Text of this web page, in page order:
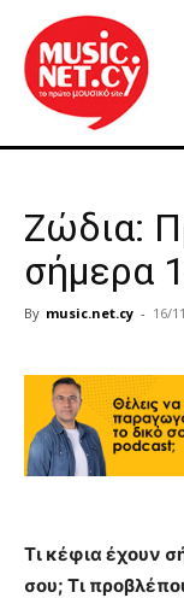
Ζώδια:
σήμερα
By music.net.cy - 16/
Τι κέφια έχουν
σου; Τι